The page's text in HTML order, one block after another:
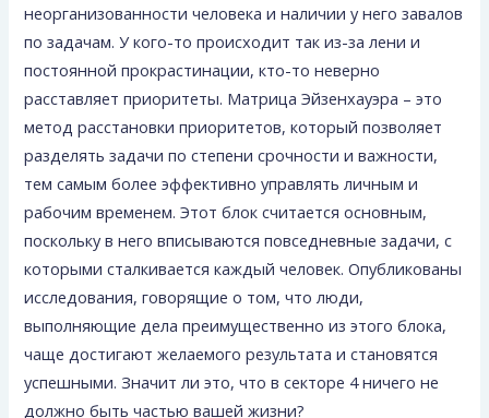
неорганизованности человека и наличии у него завалов
по задачам. У кого-то происходит так из-за лени и
постоянной прокрастинации, кто-то неверно
расставляет приоритеты. Матрица Эйзенхауэра – это
метод расстановки приоритетов, который позволяет
разделять задачи по степени срочности и важности,
тем самым более эффективно управлять личным и
рабочим временем. Этот блок считается основным,
поскольку в него вписываются повседневные задачи, с
которыми сталкивается каждый человек. Опубликованы
исследования, говорящие о том, что люди,
выполняющие дела преимущественно из этого блока,
чаще достигают желаемого результата и становятся
успешными. Значит ли это, что в секторе 4 ничего не
должно быть частью вашей жизни?